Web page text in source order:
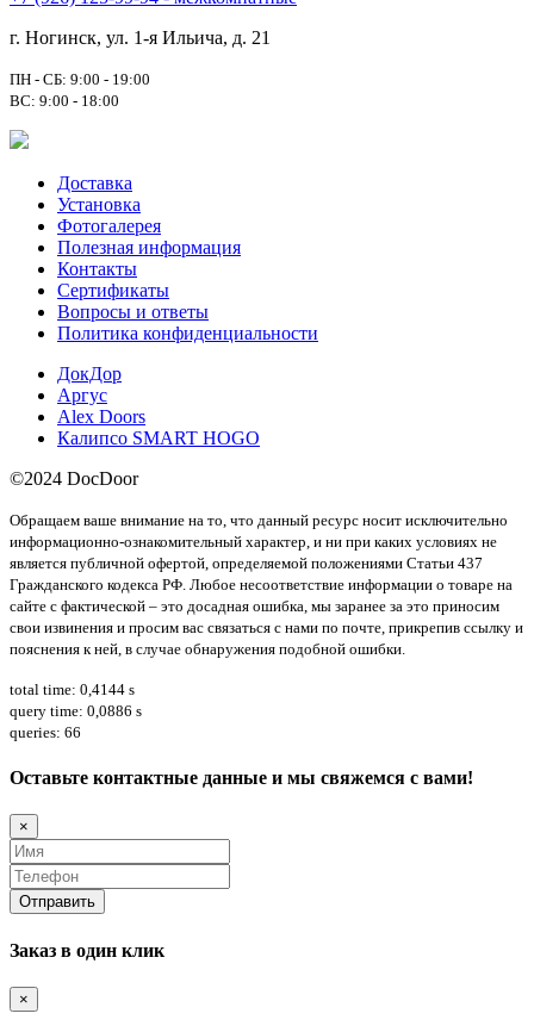
г. Ногинск, ул. 1-я Ильича, д. 21
ПН - СБ: 9:00 - 19:00
ВС: 9:00 - 18:00
Доставка
Установка
Фотогалерея
Полезная информация
Контакты
Сертификаты
Вопросы и ответы
Политика конфиденциальности
ДокДор
Аргус
Alex Doors
Калипсо SMART HOGO
©2024 DocDoor
Обращаем ваше внимание на то, что данный ресурс носит исключительно
информационно-ознакомительный характер, и ни при каких условиях не
является публичной офертой, определяемой положениями Статьи 437
Гражданского кодекса РФ. Любое несоответствие информации о товаре на
сайте с фактической – это досадная ошибка, мы заранее за это приносим
свои извинения и просим вас связаться с нами по почте, прикрепив ссылку и
пояснения к ней, в случае обнаружения подобной ошибки.
total time: 0,4144 s
query time: 0,0886 s
queries: 66
Оставьте контактные данные и мы свяжемся с вами!
×
Заказ в один клик
×